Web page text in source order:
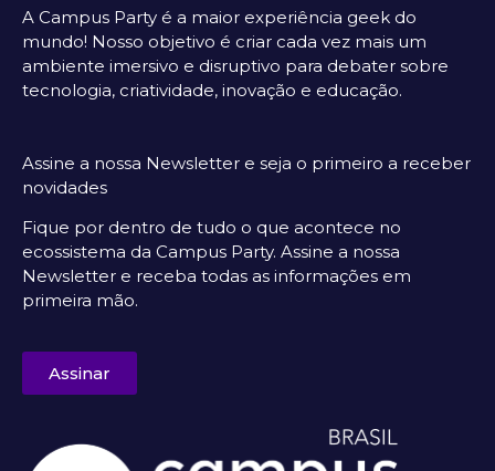
A Campus Party é a maior experiência geek do
mundo! Nosso objetivo é criar cada vez mais um
ambiente imersivo e disruptivo para debater sobre
tecnologia, criatividade, inovação e educação.
Assine a nossa Newsletter e seja o primeiro a receber
novidades
Fique por dentro de tudo o que acontece no
ecossistema da Campus Party. Assine a nossa
Newsletter e receba todas as informações em
primeira mão.
Assinar